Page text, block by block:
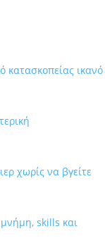
κατασκοπείας ικανό
χωρίς να βγείτε
skills και